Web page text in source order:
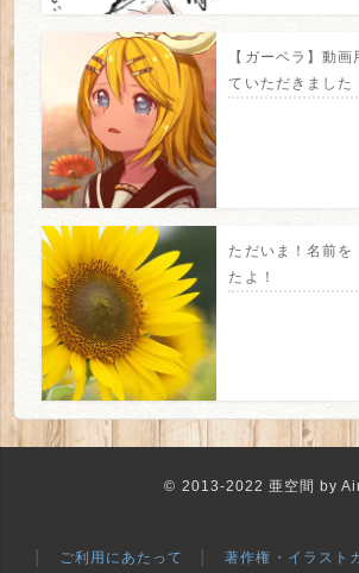
【ガーベラ】動
ていただきました
ただいま！名前を
たよ！
© 2013-2022 亜空間 by
ご利用にあたって │著作権・イラスト